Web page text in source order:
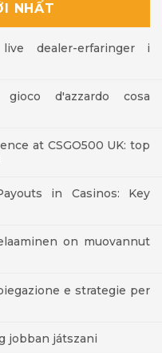
NHẤT
dealer-erfaringer i
d'azzardo cosa
at CSGO500 UK: top
in Casinos: Key
on muovannut
e strategie per
jobban játszani